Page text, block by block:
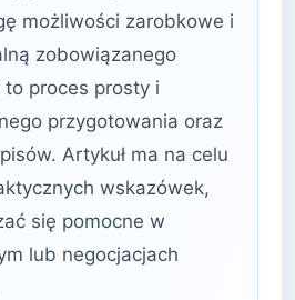
możliwości zarobkowe i
zobowiązanego
proces prosty i
przygotowania oraz
Artykuł ma na celu
wskazówek,
się pomocne w
lub negocjacjach